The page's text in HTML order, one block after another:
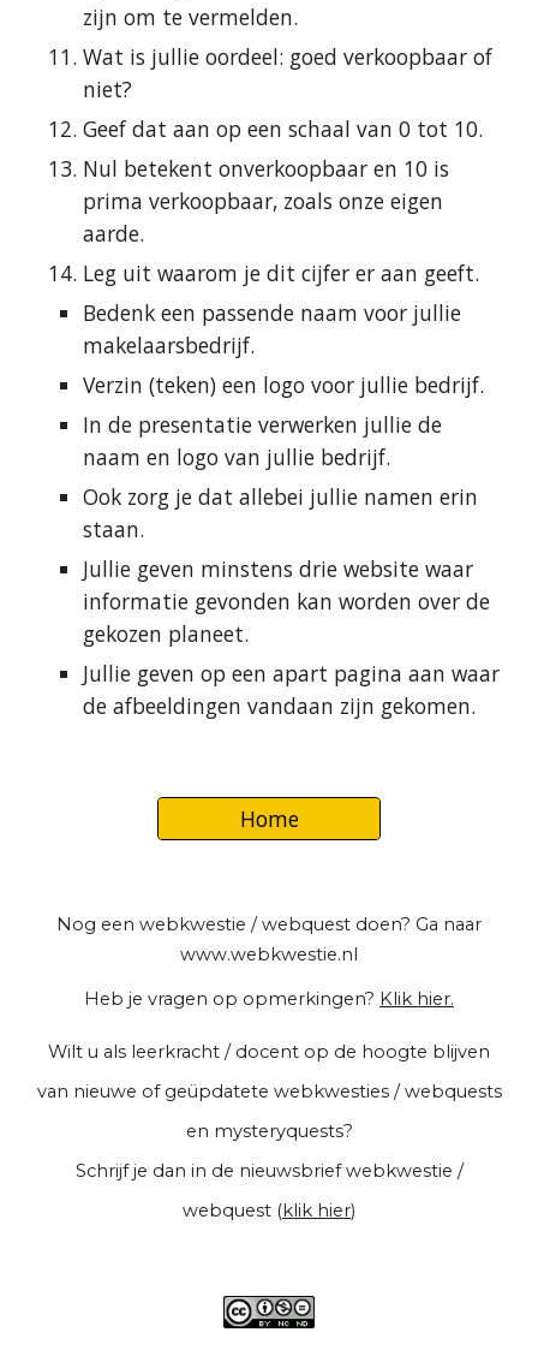
zijn om te vermelden.
Wat is jullie oordeel: goed verkoopbaar of
niet?
Geef dat aan op een schaal van 0 tot 10.
Nul betekent onverkoopbaar en 10 is
prima verkoopbaar, zoals onze eigen
aarde.
Leg uit waarom je dit cijfer er aan geeft.
Bedenk een passende naam voor jullie
makelaarsbedrijf.
Verzin (teken) een logo voor jullie bedrijf.
In de presentatie verwerken jullie de
naam en logo van jullie bedrijf.
Ook zorg je dat allebei jullie namen erin
staan.
Jullie geven minstens drie website waar
informatie gevonden kan worden over de
gekozen planeet.
Jullie geven op een apart pagina aan waar
de afbeeldingen vandaan zijn gekomen.
Home
Nog een webkwestie / webquest doen? Ga naar
www.webkwestie.nl
Heb je vragen op opmerkingen? Klik hier.
Wilt u als leerkracht / docent op de hoogte blijven
van nieuwe of geüpdatete webkwesties / webquests
en mysteryquests?
Schrijf je dan in de nieuwsbrief webkwestie /
webquest (klik hier)